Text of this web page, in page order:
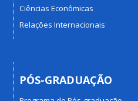
Ciências Econômicas
Relações Internacionais
PÓS-GRADUAÇÃO